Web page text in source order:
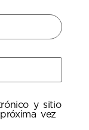
y sitio
vez